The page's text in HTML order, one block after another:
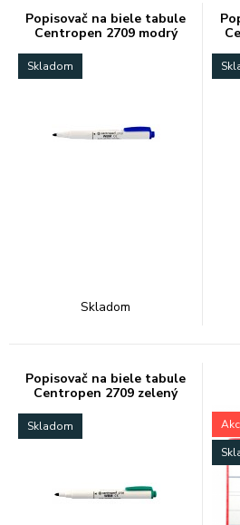
Popisovač na biele tabule
Centropen 2709 modrý
Skladom
Skladom
Popisovač na biele tabule
Centropen 2709 zelený
Skladom